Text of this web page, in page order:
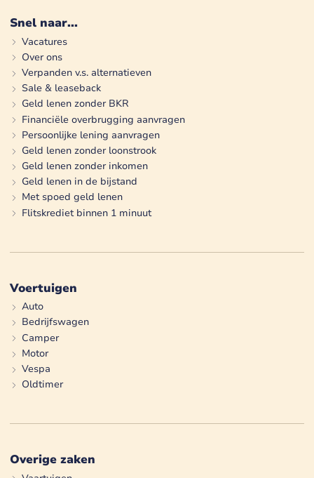
Snel naar...
Vacatures
Over ons
Verpanden v.s. alternatieven
Sale & leaseback
Geld lenen zonder BKR
Financiële overbrugging aanvragen
Persoonlijke lening aanvragen
Geld lenen zonder loonstrook
Geld lenen zonder inkomen
Geld lenen in de bijstand
Met spoed geld lenen
Flitskrediet binnen 1 minuut
Voertuigen
Auto
Bedrijfswagen
Camper
Motor
Vespa
Oldtimer
Overige zaken